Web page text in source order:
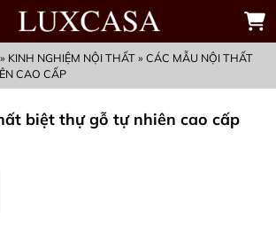
» KINH NGHIỆM NỘI THẤT» CÁC MẪU NỘI THẤT
CAO CẤP
biệt thự gỗ tự nhiên cao cấp